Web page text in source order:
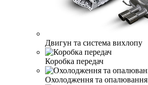
Двигун та система вихлопу
Коробка передач
Охолодження та опалювання